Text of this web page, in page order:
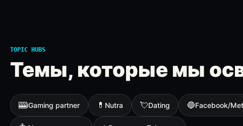
TOPIC HUBS
Темы, которые мы
🎰iGaming partner 💊 Nutra 💘Dating 🔵Facebook/